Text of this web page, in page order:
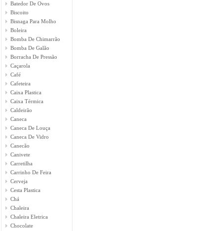
Batedor De Ovos
Biscoito
Bisnaga Para Molho
Boleira
Bomba De Chimarrão
Bomba De Galão
Borracha De Pressão
Caçarola
Café
Cafeteira
Caixa Plastica
Caixa Térmica
Caldeirão
Caneca
Caneca De Louça
Caneca De Vidro
Canecão
Canivete
Carretilha
Carrinho De Feira
Cerveja
Cesta Plastica
Chá
Chaleira
Chaleira Eletrica
Chocolate